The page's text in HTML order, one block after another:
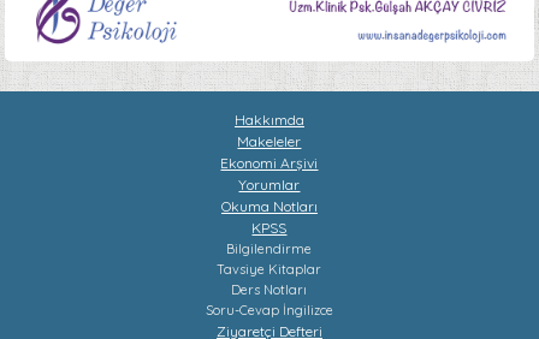
Hakkımda
Makeleler
Ekonomi Arşivi
Yorumlar
Okuma Notları
KPSS
Bilgilendirme
Tavsiye Kitaplar
Ders Notları
Soru-Cevap İngilizce
Ziyaretçi Defteri